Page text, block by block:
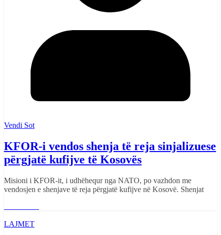
Vendi Sot
KFOR-i vendos shenja të reja sinjalizuese
përgjatë kufijve të Kosovës
Misioni i KFOR-it, i udhëhequr nga NATO, po vazhdon me
vendosjen e shenjave të reja përgjatë kufijve në Kosovë. Shenjat
LAJMET